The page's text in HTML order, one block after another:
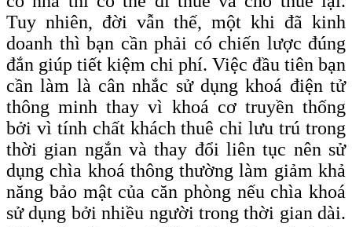
Tuy nhiên, đời vẫn thế, một khi đã kinh
doanh thì bạn cần phải có chiến lược đúng
đắn giúp tiết kiệm chi phí. Việc đầu tiên bạn
cần làm là cân nhắc sử dụng khoá điện tử
thông minh thay vì khoá cơ truyền thống
bởi vì tính chất khách thuê chỉ lưu trú trong
thời gian ngắn và thay đổi liên tục nên sử
dụng chìa khoá thông thường làm giảm khả
năng bảo mật của căn phòng nếu chìa khoá
sử dụng bởi nhiều người trong thời gian dài.